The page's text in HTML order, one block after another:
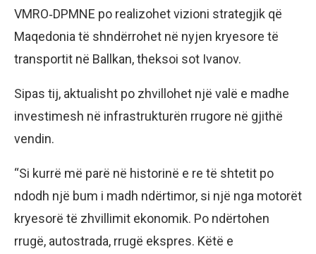
VMRO‑DPMNE po realizohet vizioni strategjik që
Maqedonia të shndërrohet në nyjen kryesore të
transportit në Ballkan, theksoi sot Ivanov.
Sipas tij, aktualisht po zhvillohet një valë e madhe
investimesh në infrastrukturën rrugore në gjithë
vendin.
“Si kurrë më parë në historinë e re të shtetit po
ndodh një bum i madh ndërtimor, si një nga motorët
kryesorë të zhvillimit ekonomik. Po ndërtohen
rrugë, autostrada, rrugë ekspres. Këtë e